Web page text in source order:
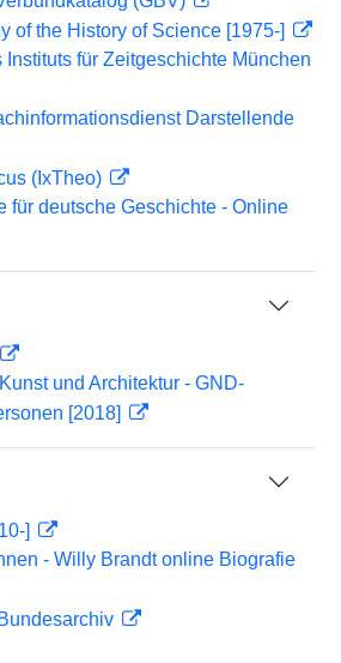
of the History of Science [1975-]
für Zeitgeschichte München
Darstellende
(IxTheo)
für deutsche Geschichte - Online
und Architektur - GND-
[2018]
]
- Willy Brandt online Biografie